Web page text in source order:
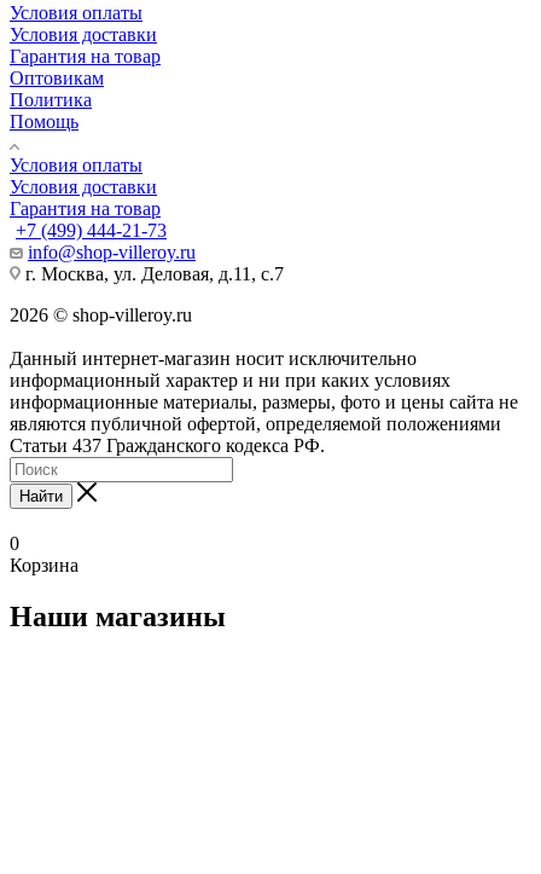
Условия оплаты
Условия доставки
Гарантия на товар
Оптовикам
Политика
Помощь
Условия оплаты
Условия доставки
Гарантия на товар
+7 (499) 444-21-73
info@shop-villeroy.ru
г. Москва, ул. Деловая, д.11, с.7
2026 © shop-villeroy.ru
Данный интернет-магазин носит исключительно
информационный характер и ни при каких условиях
информационные материалы, размеры, фото и цены сайта не
являются публичной офертой, определяемой положениями
Статьи 437 Гражданского кодекса РФ.
Найти
0
Корзина
Наши магазины